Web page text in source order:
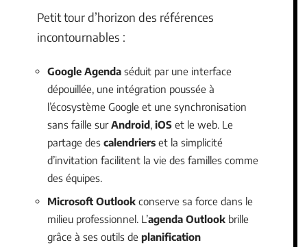
Petit tour d’horizon des références
incontournables :
Google Agenda séduit par une interface
dépouillée, une intégration poussée à
l’écosystème Google et une synchronisation
sans faille surAndroid, iOS et le web. Le
partage des calendriers et la simplicité
d’invitation facilitent la vie des familles comme
des équipes.
Microsoft Outlook conserve sa force dans le
milieu professionnel. L’agenda Outlook brille
grâce à ses outils de planification